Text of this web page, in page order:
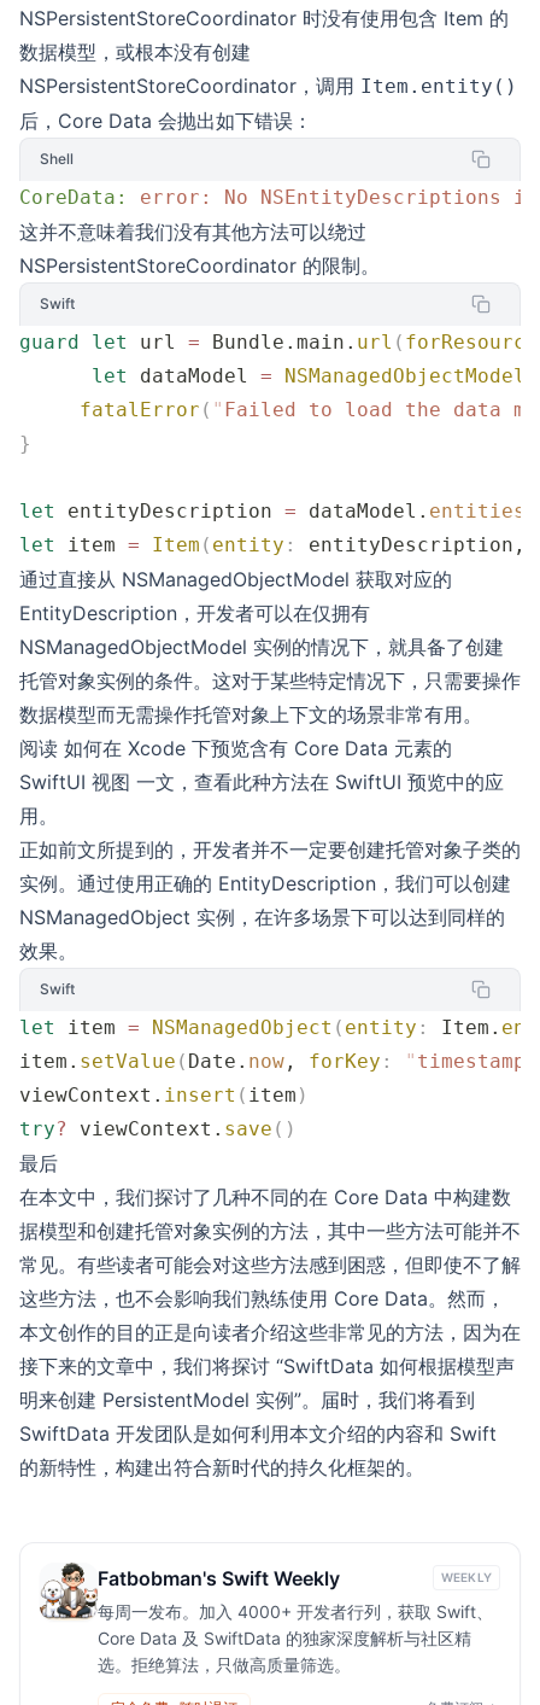
NSPersistentStoreCoordinator 时没有使用包含 Item 的
数据模型，或根本没有创建
NSPersistentStoreCoordinator，调用 Item.entity()
后，Core Data 会抛出如下错误：
Shell
CoreData: error: No NSEntityDescriptions in
这并不意味着我们没有其他方法可以绕过
NSPersistentStoreCoordinator 的限制。
Swift
guard let url = Bundle.main. url ( forResource
      let
dataModel = NSManagedObjectModel
     fatalError
( " Failed to load the data
}
let entityDescription = dataModel.
let
item = Item ( entity : entityDescription,
通过直接从 NSManagedObjectModel 获取对应的
EntityDescription，开发者可以在仅拥有
NSManagedObjectModel 实例的情况下，就具备了创建
托管对象实例的条件。这对于某些特定情况下，只需要操作
数据模型而无需操作托管对象上下文的场景非常有用。
阅读 如何在 Xcode 下预览含有 Core Data 元素的
SwiftUI 视图 一文，查看此种方法在 SwiftUI 预览中的应
用。
正如前文所提到的，开发者并不一定要创建托管对象子类的
实例。通过使用正确的 EntityDescription，我们可以创建
NSManagedObject 实例，在许多场景下可以达到同样的
效果。
Swift
let item = NSManagedObject ( entity : Item.
item. setValue ( Date. now , forKey : " timestamp
viewContext. insert ( item )
try? viewContext. save ()
最后
在本文中，我们探讨了几种不同的在 Core Data 中构建数
据模型和创建托管对象实例的方法，其中一些方法可能并不
常见。有些读者可能会对这些方法感到困惑，但即使不了解
这些方法，也不会影响我们熟练使用 Core Data。然而，
本文创作的目的正是向读者介绍这些非常见的方法，因为在
接下来的文章中，我们将探讨 “SwiftData 如何根据模型声
明来创建 PersistentModel 实例”。届时，我们将看到
SwiftData 开发团队是如何利用本文介绍的内容和 Swift
的新特性，构建出符合新时代的持久化框架的。
Fatbobman's Swift Weekly WEEKLY
每周一发布。加入 4000+ 开发者行列，获取 Swift、
Core Data 及 SwiftData 的独家深度解析与社区精
选。拒绝算法，只做高质量筛选。